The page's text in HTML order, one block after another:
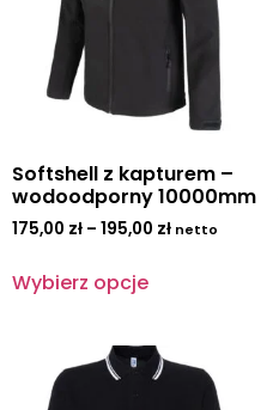
Softshell z kapturem –
wodoodporny 10000mm
175,00 zł – 195,00 zł netto
Wybierz opcje